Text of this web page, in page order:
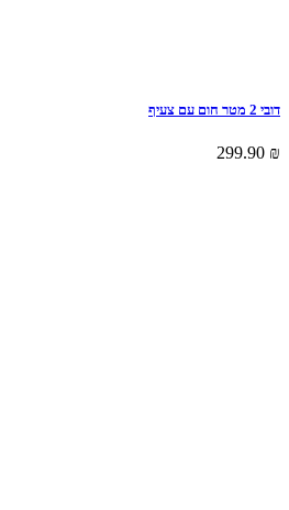
דובי 2 מטר חום עם צעיף
₪